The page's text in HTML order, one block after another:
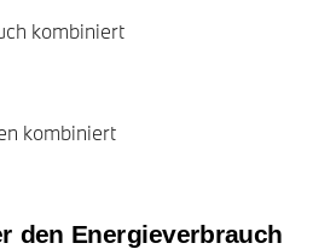
kombiniert
kombiniert